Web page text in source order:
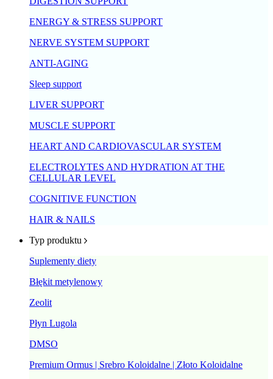
ENERGY & STRESS SUPPORT
NERVE SYSTEM SUPPORT
ANTI-AGING
Sleep support
LIVER SUPPORT
MUSCLE SUPPORT
HEART AND CARDIOVASCULAR SYSTEM
ELECTROLYTES AND HYDRATION AT THE
CELLULAR LEVEL
COGNITIVE FUNCTION
HAIR & NAILS
Typ produktu
Suplementy diety
Błękit metylenowy
Zeolit
Płyn Lugola
DMSO
Premium Ormus | Srebro Koloidalne | Złoto Koloidalne